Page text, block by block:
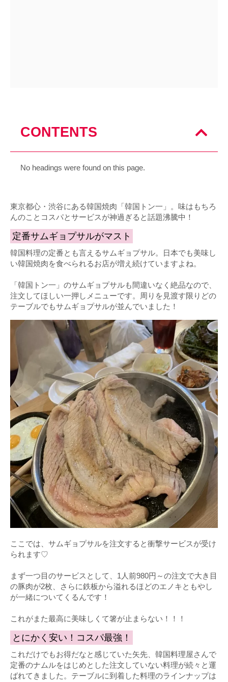
CONTENTS
No headings were found on this page.
東京都心・渋谷にある韓国焼肉「韓国トン一」。味はもちろ
んのことコスパとサービスが神過ぎると話題沸騰中！
定番サムギョプサルがマスト
韓国料理の定番とも言えるサムギョプサル。日本でも美味し
い韓国焼肉を食べられるお店が増え続けていますよね。
「韓国トン一」のサムギョプサルも間違いなく絶品なので、
注文してほしい一押しメニューです。周りを見渡す限りどの
テーブルでもサムギョプサルが並んでいました！
ここでは、サムギョプサルを注文すると衝撃サービスが受け
られます♡
まず一つ目のサービスとして、1人前980円～の注文で大き目
の豚肉が2枚、さらに鉄板から溢れるほどのエノキともやし
が一緒についてくるんです！
これがまた最高に美味しくて箸が止まらない！！！
とにかく安い！コスパ最強！
これだけでもお得だなと感じていた矢先、韓国料理屋さんで
定番のナムルをはじめとした注文していない料理が続々と運
ばれてきました。テーブルに到着した料理のラインナップは